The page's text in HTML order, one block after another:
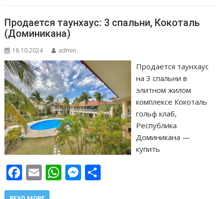
ь
Продается таунхаус: 3 спальни, Кокоталь
(Доминикана)
18.10.2024 admin
Продается таунхаус
на 3 спальни в
элитном жилом
комплексе Кокоталь
гольф клаб,
Республика
Доминикана —
купить
F
ac
E
m
W M